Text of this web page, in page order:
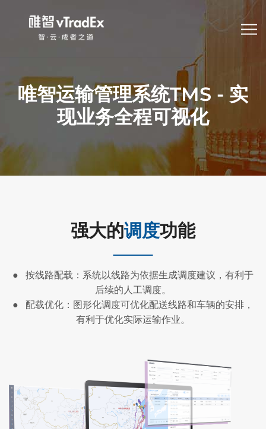
唯智运输管理系统TMS - 实
现业务全程可视化
强大的调度功能
● 按线路配载：系统以线路为依据生成调度建议，有利于
后续的人工调度。
● 配载优化：图形化调度可优化配送线路和车辆的安排，
有利于优化实际运输作业。